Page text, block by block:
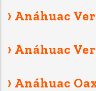
› Anáhuac
› Anáhuac
› Anáhuac